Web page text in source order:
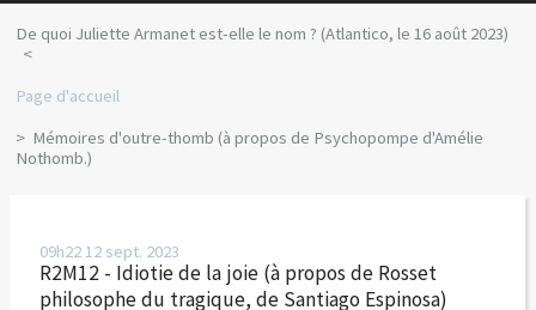
De quoi Juliette Armanet est-elle le nom ? (Atlantico, le 16 août 2023)
Page d'accueil
Mémoires d'outre-thomb (à propos de Psychopompe d'Amélie
Nothomb.)
09h2212 sept. 2023
R2M12 - Idiotie de la joie (à propos de Rosset
philosophe du tragique, de Santiago Espinosa)